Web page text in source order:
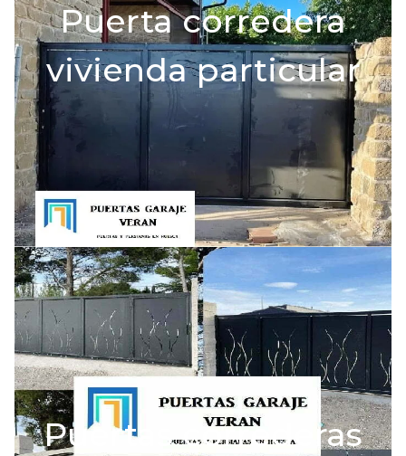
Puerta corredera
vivienda particular
Puertas correderas